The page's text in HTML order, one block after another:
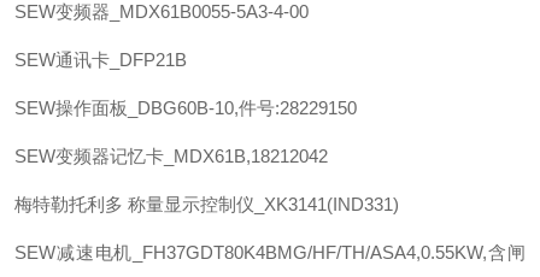
SEW变频器_MDX61B0055-5A3-4-00
SEW通讯卡_DFP21B
SEW操作面板_DBG60B-10,件号:28229150
SEW变频器记忆卡_MDX61B,18212042
梅特勒托利多 称量显示控制仪_XK3141(IND331)
SEW减速电机_FH37GDT80K4BMG/HF/TH/ASA4,0.55KW,含闸